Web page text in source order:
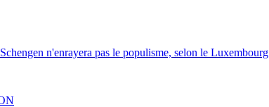
n'enrayera pas le populisme, selon le Luxembourg